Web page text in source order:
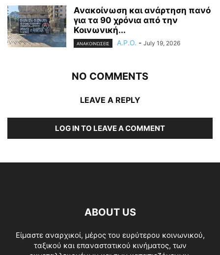
Ανακοίνωση και ανάρτηση πανό
για τα 90 χρόνια από την
Κοινωνική...
ΑΝΑΚΟΙΝΏΣΕΙΣ A.P.O. - July 19, 2026
NO COMMENTS
LEAVE A REPLY
LOG IN TO LEAVE A COMMENT
ABOUT US
Είμαστε αναρχικοί, μέρος του ευρύτερου κοινωνικού,
ταξικού και επαναστατικού κινήματος, των